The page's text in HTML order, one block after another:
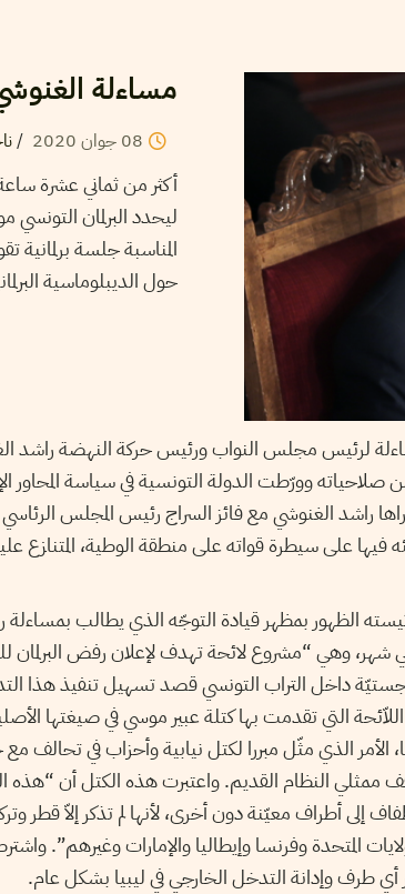
مساءلة
08 جوان 2020
/
ليحدد البرلمان
المناسبة جلسة
حول الديبلوماسية
لرئيس مجلس النواب ورئيس حركة النهضة راشد
وورّطت الدولة التونسية في سياسة المحاور
راشد الغنوشي مع فائز السراج رئيس المجلس
فيها على سيطرة قواته على منطقة الوطية، المتنازع
الظهور بمظهر قيادة التوجّه الذي يطالب بمساءلة
وهي “مشروع لائحة تهدف لإعلان رفض البرلمان
التي تقدمت بها كتلة عبير موسي في صيغتها
الأمر الذي مثّل مبررا لكتل نيابية وأحزاب في
ممثلي النظام القديم. واعتبرت هذه الكتل أن “هذه
إلى أطراف معيّنة دون أخرى، لأنها لم تذكر إلاّ قطر
المتحدة وفرنسا وإيطاليا والإمارات وغيرهم”.
أي طرف وإدانة التدخل الخارجي في ليبيا بشكل عام.